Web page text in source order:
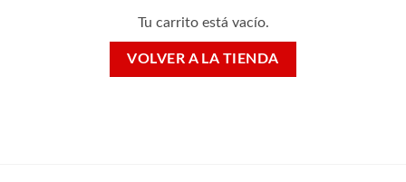
Tu carrito está vacío.
VOLVER A LA TIENDA